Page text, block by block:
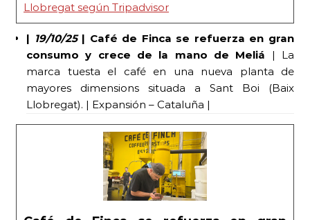
Llobregat según Tripadvisor
| 19/10/25| Café de Finca se refuerza en gran
consumo y crece de la mano de Meliá | La
marca tuesta el café en una nueva planta de
mayores dimensions situada a Sant Boi (Baix
Llobregat). | Expansión – Cataluña |